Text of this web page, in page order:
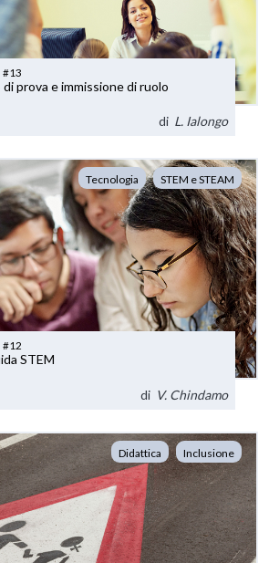
Appunti per la scuola #13
prova e immissione di ruolo
di L. Ialongo
Tecnologia STEM e STEAM
Appunti per la scuola #12
STEM
di V. Chindamo
Didattica Inclusione